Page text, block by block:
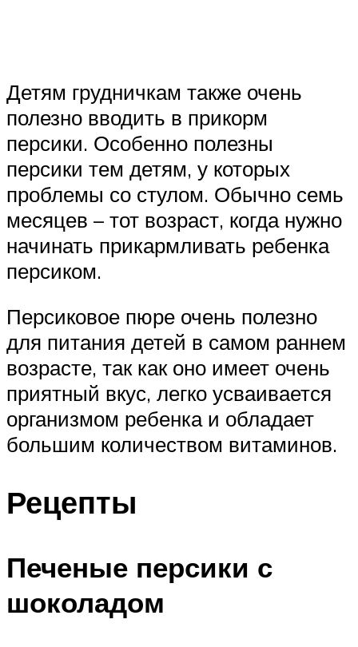
Детям грудничкам также очень
полезно вводить в прикорм
персики. Особенно полезны
персики тем детям, у которых
проблемы со стулом. Обычно семь
месяцев – тот возраст, когда нужно
начинать прикармливать ребенка
персиком.
Персиковое пюре очень полезно
для питания детей в самом раннем
возрасте, так как оно имеет очень
приятный вкус, легко усваивается
организмом ребенка и обладает
большим количеством витаминов.
Рецепты
Печеные персики с
шоколадом